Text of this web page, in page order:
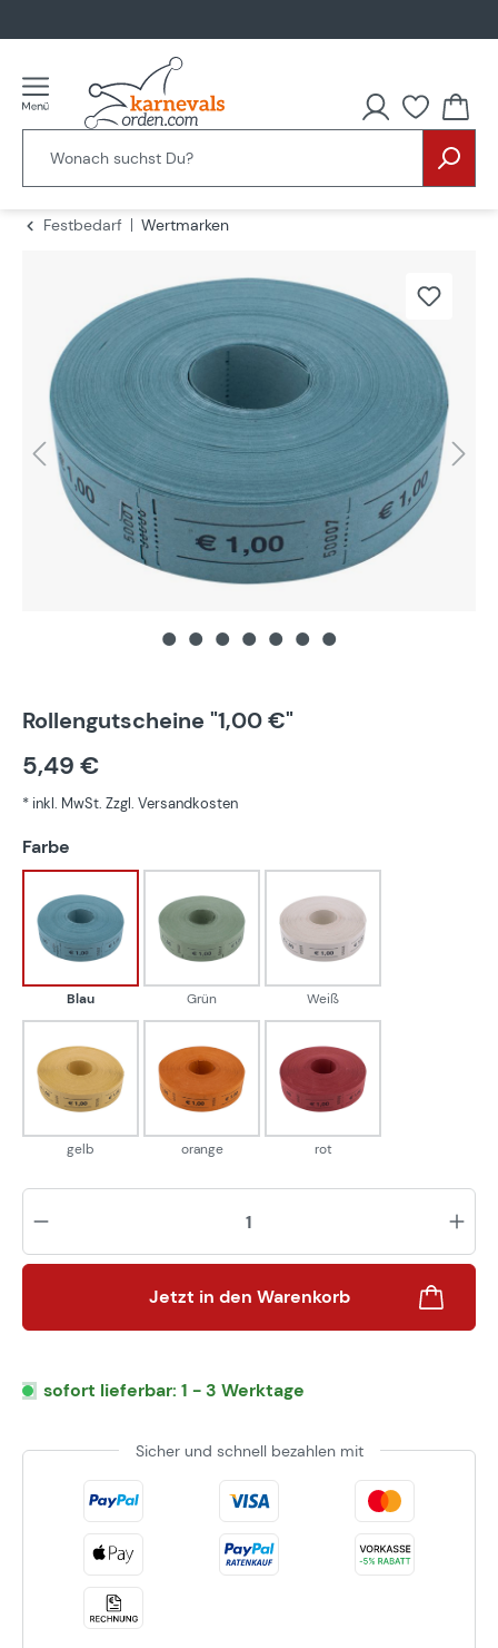
Festbedarf
Wertmarken
Rollengutscheine "1,00 €"
5,49 €
* inkl. MwSt. Zzgl. Versandkosten
Farbe
Blau
Blau
Grün
Grün
Weiß
Weiß
gelb
gelb
orange
orange
rot
rot
Jetzt in den Warenkorb
sofort lieferbar: 1 - 3 Werktage
Sicher und schnell bezahlen mit